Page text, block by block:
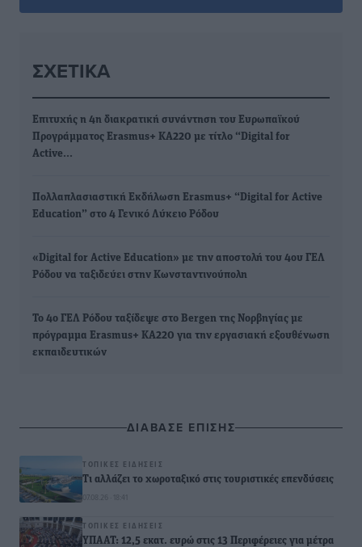
ΣΧΕΤΙΚΆ
Επιτυχής η 4η διακρατική συνάντηση του Ευρωπαϊκού
Προγράμματος Erasmus+ KA220 με τίτλο “Digital for
Active…
Πολλαπλασιαστική Εκδήλωση Erasmus+ “Digital for Active
Education” στο 4 Γενικό Λύκειο Ρόδου
«Digital for Active Education» με την αποστολή του 4ου ΓΕΛ
Ρόδου να ταξιδεύει στην Κωνσταντινούπολη
To 4o ΓΕΛ Ρόδου ταξίδεψε στο Bergen της Νορβηγίας με
πρόγραμμα Erasmus+ KA220 για την εργασιακή εξουθένωση
εκπαιδευτικών
ΔΙΑΒΑΣΕ ΕΠΙΣΗΣ
ΤΟΠΙΚΈΣ ΕΙΔΉΣΕΙΣ
Τι αλλάζει το χωροταξικό στις τουριστικές επενδύσεις
07.08.26 · 18:41
ΤΟΠΙΚΈΣ ΕΙΔΉΣΕΙΣ
ΥΠΑΑΤ: 12,5 εκατ. ευρώ στις 13 Περιφέρειες για μέτρα